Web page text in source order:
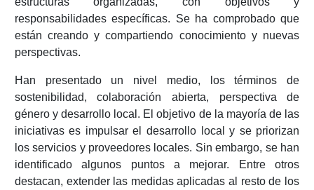
responsabilidades específicas. Se ha comprobado que
están creando y compartiendo conocimiento y nuevas
perspectivas.
Han presentado un nivel medio, los términos de
sostenibilidad, colaboración abierta, perspectiva de
género y desarrollo local. El objetivo de la mayoría de las
iniciativas es impulsar el desarrollo local y se priorizan
los servicios y proveedores locales. Sin embargo, se han
identificado algunos puntos a mejorar. Entre otros
destacan, extender las medidas aplicadas al resto de los